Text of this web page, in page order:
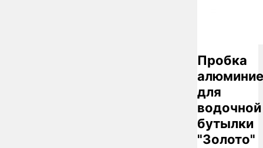
Пробка
для
водочной
бутылки
"Золото"